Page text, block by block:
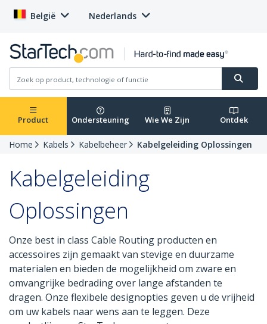
België Nederlands
Product Ondersteuning Wie We Zijn Ontdek
Home Kabels Kabelbeheer Kabelgeleiding Oplossingen
Kabelgeleiding
Oplossingen
Onze best in class Cable Routing producten en
accessoires zijn gemaakt van stevige en duurzame
materialen en bieden de mogelijkheid om zware en
omvangrijke bedrading over lange afstanden te
dragen. Onze flexibele designopties geven u de vrijheid
om uw kabels naar wens aan te leggen. Deze